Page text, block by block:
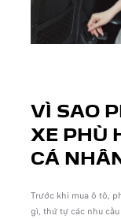
VÌ SAO
XE PHÙ
CÁ
Trước khi mua ô tô,
gì, thứ tự các nhu